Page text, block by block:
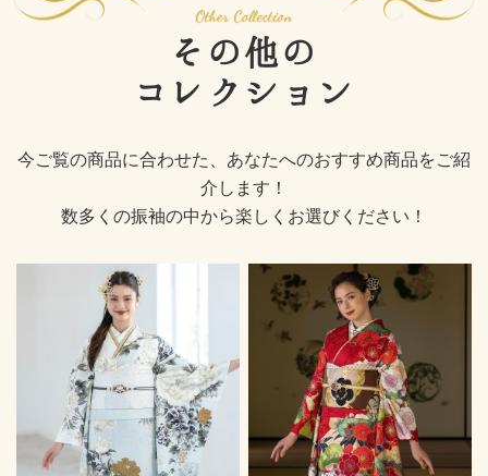
その他の
コレクション
今ご覧の商品に合わせた、あなたへのおすすめ商品をご紹
介します！
数多くの振袖の中から楽しくお選びください！